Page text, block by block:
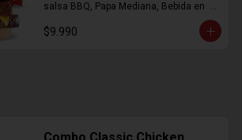
salsa BBQ, Papa Mediana, Bebida en
$9.990